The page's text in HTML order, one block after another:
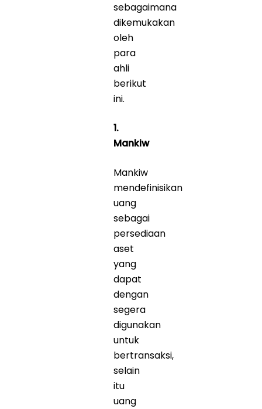
sebagaimana
dikemukakan
oleh
para
ahli
berikut
ini.
1.
Mankiw
Mankiw
mendefinisikan
uang
sebagai
persediaan
aset
yang
dapat
dengan
segera
digunakan
untuk
bertransaksi,
selain
itu
uang